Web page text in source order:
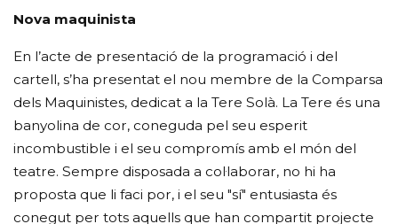
Nova maquinista
En l’acte de presentació de la programació i del
cartell, s’ha presentat el nou membre de la Comparsa
dels Maquinistes, dedicat a la Tere Solà. La Tere és una
banyolina de cor, coneguda pel seu esperit
incombustible i el seu compromís amb el món del
teatre. Sempre disposada a col·laborar, no hi ha
proposta que li faci por, i el seu "sí" entusiasta és
conegut per tots aquells que han compartit projecte